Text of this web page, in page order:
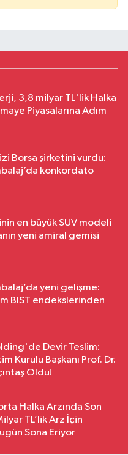
3,8 milyar TL'lik Halka
Piyasalarına Adım
Borsa şirketini vurdu:
konkordato
en büyük SUV modeli
yeni amiral gemisi
yeni gelişme:
BIST endekslerinden
Devir Teslim:
Kurulu Başkanı Prof. Dr.
Oldu!
Halka Arzında Son
TL’lik Arz İçin
Sona Eriyor